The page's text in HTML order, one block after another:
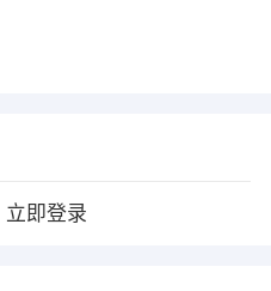
立即登录